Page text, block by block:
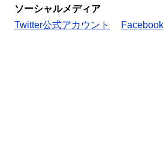
ソーシャルメディア
Twitter公式アカウント